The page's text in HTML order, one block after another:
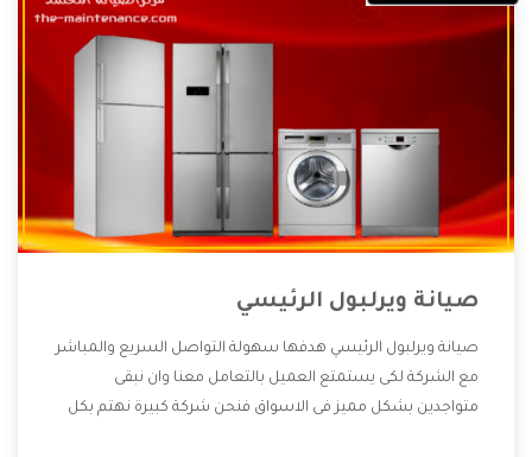
صيانة ويرلبول الرئيسي
صيانة ويرلبول الرئيسي هدفها سهولة التواصل السريع والمباشر
مع الشركة لكى يستمتع العميل بالتعامل معنا وان نبقى
متواجدين بشكل مميز فى الاسواق فنحن شركة كبيرة نهتم بكل